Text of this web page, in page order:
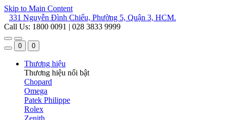
Skip to Main Content
331 Nguyễn Đình Chiểu, Phường 5, Quận 3, HCM.
Call Us: 1800 0091 | 028 3833 9999
0 0
Thương hiệu
Thương hiệu nổi bật
Chopard
Omega
Patek Philippe
Rolex
Zenith